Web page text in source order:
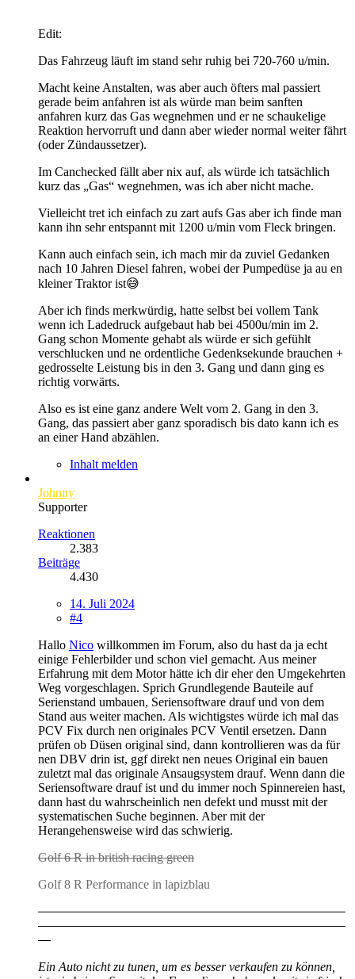
Edit:
Das Fahrzeug läuft im stand sehr ruhig bei 720-760 u/min.
Macht keine Anstalten, was aber auch öfters mal passiert
gerade beim anfahren ist als würde man beim sanften
anfahren kurz das Gas wegnehmen und er ne schaukelige
Reaktion hervorruft und dann aber wieder normal weiter fährt
(oder Zündaussetzer).
Im Canchecked fällt aber nix auf, als würde ich tatsächlich
kurz das „Gas“ wegnehmen, was ich aber nicht mache.
Vielleicht tret ich einfach zu zart aufs Gas aber ich finde man
kann ihn sehr entspannt mit 1200 u/min vom Fleck bringen.
Kann auch einfach sein, ich mach mir da zuviel Gedanken
nach 10 Jahren Diesel fahren, wobei der Pumpedüse ja au en
kleiner Traktor ist😅
Aber ich finds merkwürdig, hatte selbst bei vollem Tank
wenn ich Ladedruck aufgebaut hab bei 4500u/min im 2.
Gang schon Momente gehabt als würde er sich gefühlt
verschlucken und ne ordentliche Gedenksekunde brauchen +
gedrosselte Leistung bis in den 3. Gang und dann ging es
richtig vorwärts.
Also es ist eine ganz andere Welt vom 2. Gang in den 3.
Gang, das passiert aber ganz sporadisch bis dato kann ich es
an einer Hand abzählen.
Inhalt melden
Johnny
Supporter
Reaktionen
2.383
Beiträge
4.430
14. Juli 2024
#4
Hallo Nico willkommen im Forum, also du hast da ja echt
einige Fehlerbilder und schon viel gemacht. Aus meiner
Erfahrung mit dem Motor hätte ich dir eher den Umgekehrten
Weg vorgeschlagen. Sprich Grundlegende Bauteile auf
Serienstand umbauen, Seriensoftware drauf und von dem
Stand aus weiter machen. Als wichtigstes würde ich mal das
PCV Fix durch nen originales PCV Ventil ersetzen. Dann
prüfen ob Düsen original sind, dann kontrollieren was da für
nen DBV drin ist, ggf direkt nen neues Original ein bauen
zuletzt mal das originale Ansaugsystem drauf. Wenn dann die
Seriensoftware drauf ist und du immer noch Spinnereien hast,
dann hast du wahrscheinlich nen defekt und musst mit der
systematischen Suche beginnen. Aber mit der
Herangehensweise wird das schwierig.
Golf 6 R in british racing green
Golf 8 R Performance in lapizblau
Ein Auto nicht zu tunen, um es besser verkaufen zu können,